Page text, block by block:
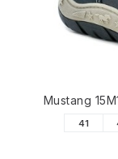
Mustang
41